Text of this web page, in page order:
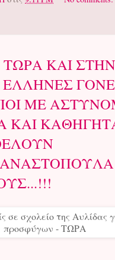
ΚΑΙ ΣΤΗΝ
ΜΕ
ΚΑΙ